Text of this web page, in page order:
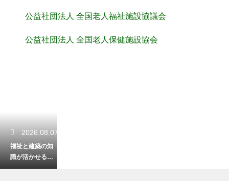
公益社団法人 全国老人福祉施設協議会
公益社団法人 全国老人保健施設協会
2026.08.07
福祉と建築の知
識が活かせる資
格！バリアフリ